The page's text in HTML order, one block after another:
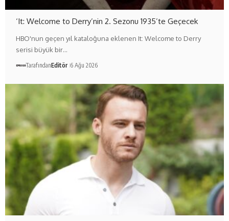
‘It: Welcome to Derry’nin 2. Sezonu 1935’te Geçecek
HBO'nun geçen yıl kataloğuna eklenen It: Welcome to Derry
serisi büyük bir…
TarafındanEditör 6 Ağu 2026